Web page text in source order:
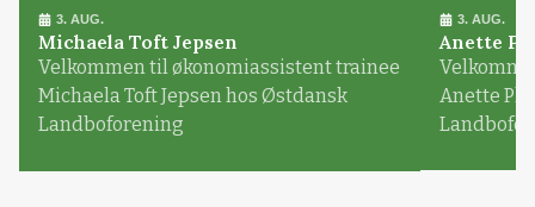
3. AUG.
Michaela Toft Jepsen
Velkommen til økonomiassistent trainee
Michaela Toft Jepsen hos Østdansk
Landboforening
3. AUG.
Anette
Anette